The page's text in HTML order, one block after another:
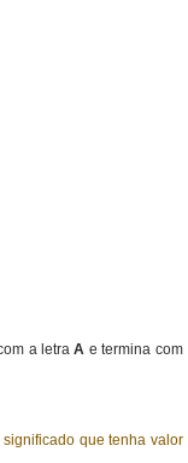
a letraA e termina com
que tenha valor